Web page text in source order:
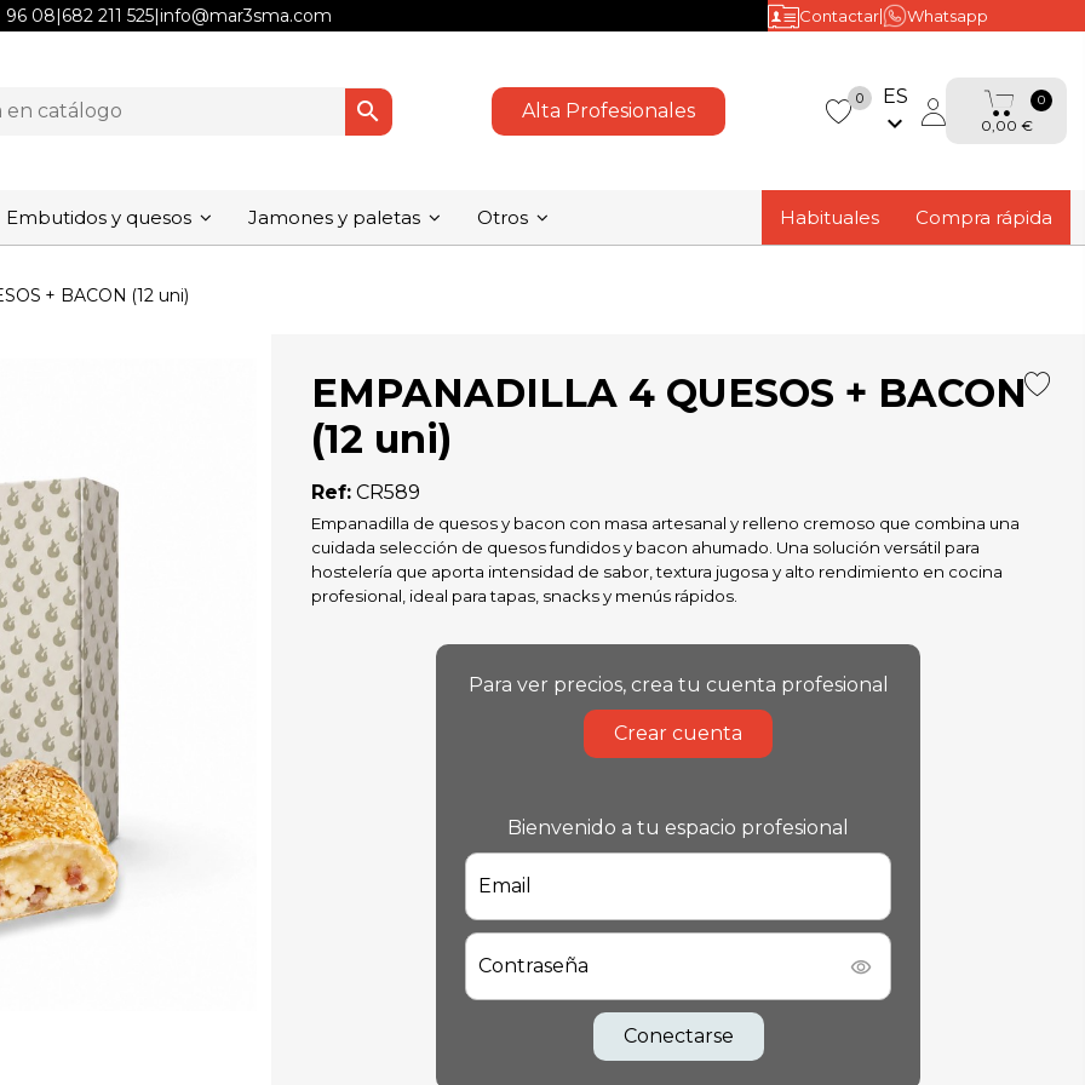
96 08|682 211 525|info@mar3sma.com Contactar| Whatsapp
search Alta Profesionales
0 ES
keyboard_arrow_down
0
0,00 €
Embutidos y quesos Jamones y paletas Otros Habituales Compra rápida
+ BACON (12 uni)
EMPANADILLA 4 QUESOS + BACON
(12 uni)
Ref: CR589
Empanadilla de quesos y bacon con masa artesanal y relleno cremoso que combina una
cuidada selección de quesos fundidos y bacon ahumado. Una solución versátil para
hostelería que aporta intensidad de sabor, textura jugosa y alto rendimiento en cocina
profesional, ideal para tapas, snacks y menús rápidos.
Para ver precios, crea tu cuenta profesional
Crear cuenta
Bienvenido a tu espacio profesional
Email
Contraseña
Conectarse